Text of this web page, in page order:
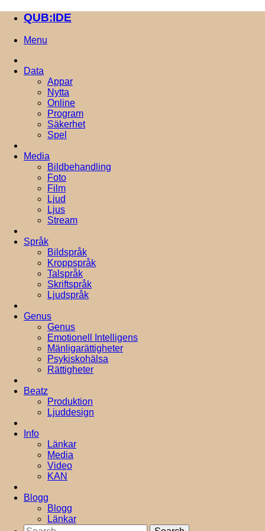
QUB:IDE
Menu
Data
Appar
Nytta
Online
Program
Säkerhet
Spel
Media
Bildbehandling
Foto
Film
Ljud
Ljus
Stream
Språk
Bildspråk
Kroppspråk
Talspråk
Skriftspråk
Ljudspråk
Genus
Genus
Emotionell Intelligens
Mänligarättigheter
Psykiskohälsa
Rättigheter
Beatz
Produktion
Ljuddesign
Info
Länkar
Media
Video
KAN
Blogg
Blogg
Länkar